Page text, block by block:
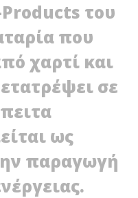
του
που
χαρτί και
σε
ως
παραγωγή